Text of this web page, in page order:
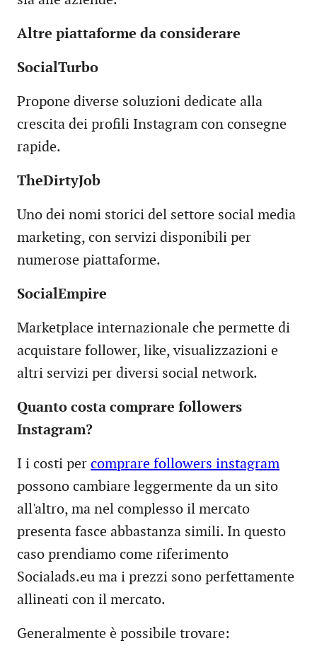
Altre piattaforme da considerare
SocialTurbo
Propone diverse soluzioni dedicate alla
crescita dei profili Instagram con consegne
rapide.
TheDirtyJob
Uno dei nomi storici del settore social media
marketing, con servizi disponibili per
numerose piattaforme.
SocialEmpire
Marketplace internazionale che permette di
acquistare follower, like, visualizzazioni e
altri servizi per diversi social network.
Quanto costa comprare followers
Instagram?
I i costi per comprare followers instagram
possono cambiare leggermente da un sito
all'altro, ma nel complesso il mercato
presenta fasce abbastanza simili. In questo
caso prendiamo come riferimento
Socialads.eu ma i prezzi sono perfettamente
allineati con il mercato.
Generalmente è possibile trovare: